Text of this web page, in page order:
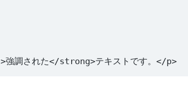
>強調された</strong>テキストです。</p>